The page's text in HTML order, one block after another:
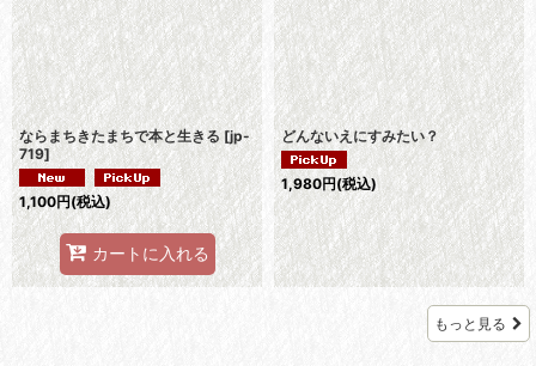
ならまちきたまちで本と生きる [jp-
719]
1,100円(税込)
カートに入れる
どんないえにすみたい？
1,980円(税込)
もっと見る